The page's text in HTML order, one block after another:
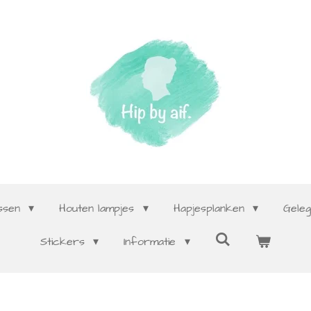
Houten lampjes Hapjesplanken
Stickers Informatie